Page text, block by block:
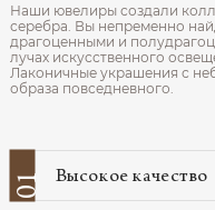
Наши ювелиры создали
серебра. Вы непременно
драгоценными и
лучах искусственного
Лаконичные украшения с
образа повседневного.
01 Высокое качество